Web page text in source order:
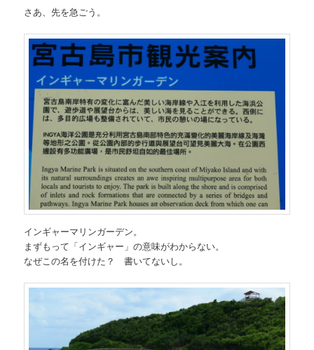
さあ、先を急ごう。
インギャーマリンガーデン。
まずもって「インギャー」の意味がわからない。
なぜこの名を付けた？ 書いてないし。